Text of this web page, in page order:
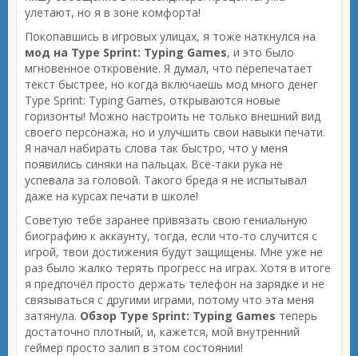
улетают, но я в зоне комфорта!
Покопавшись в игровых улицах, я тоже наткнулся на
мод на Type Sprint: Typing Games, и это было
мгновенное откровение. Я думал, что перепечатает
текст быстрее, но когда включаешь мод много денег
Type Sprint: Typing Games, открываются новые
горизонты! Можно настроить не только внешний вид
своего персонажа, но и улучшить свои навыки печати.
Я начал набирать слова так быстро, что у меня
появились синяки на пальцах. Всё-таки рука не
успевала за головой. Такого бреда я не испытывал
даже на курсах печати в школе!
Советую тебе заранее привязать свою гениальную
биографию к аккаунту, тогда, если что-то случится с
игрой, твои достижения будут защищены. Мне уже не
раз было жалко терять прогресс на играх. Хотя в итоге
я предпочёл просто держать телефон на зарядке и не
связываться с другими играми, потому что эта меня
затянула. Обзор Type Sprint: Typing Games теперь
достаточно плотный, и, кажется, мой внутренний
геймер просто залип в этом состоянии!